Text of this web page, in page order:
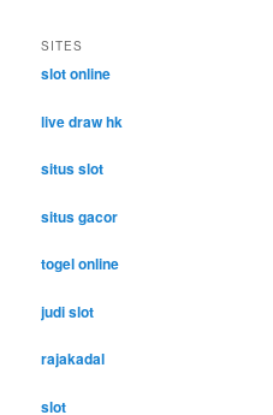
SITES
slot online
live draw hk
situs slot
situs gacor
togel online
judi slot
rajakadal
slot